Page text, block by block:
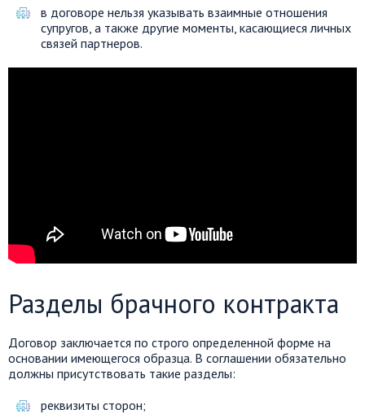
в договоре нельзя указывать взаимные отношения
супругов, а также другие моменты, касающиеся личных
связей партнеров.
Разделы брачного контракта
Договор заключается по строго определенной форме на
основании имеющегося образца. В соглашении обязательно
должны присутствовать такие разделы:
реквизиты сторон;